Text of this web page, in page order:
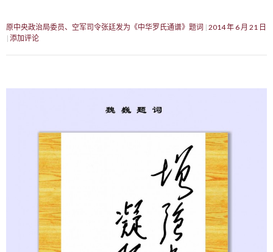
原中央政治局委员、空军司令张廷发为《中华罗氏通谱》题词 2014 年 6 月 21 日
添加评论